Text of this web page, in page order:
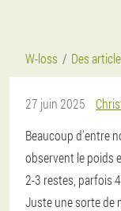
W-loss Des
27 juin 2025
Beaucoup d'entre
observent le poids
2-3 restes, parfois
Juste une sorte de